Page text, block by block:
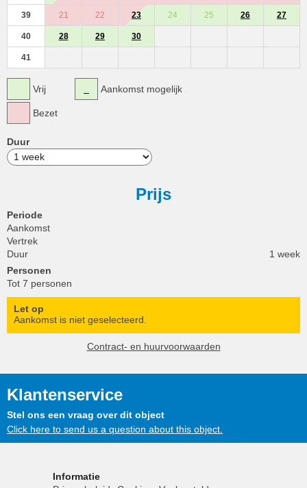
39 21 22 23 24 25 26 27
40 28 29 30
41
Vrij
Bezet
Aankomst mogelijk
Duur
Prijs
Periode
Aankomst
Vertrek
Duur
1 week
Personen
Tot 7 personen
Let op
Aankomst is niet geselecteerd.
Contract- en huurvoorwaarden
Klantenservice
Stel ons een vraag over dit object
Click here to send us a question about this object.
Informatie